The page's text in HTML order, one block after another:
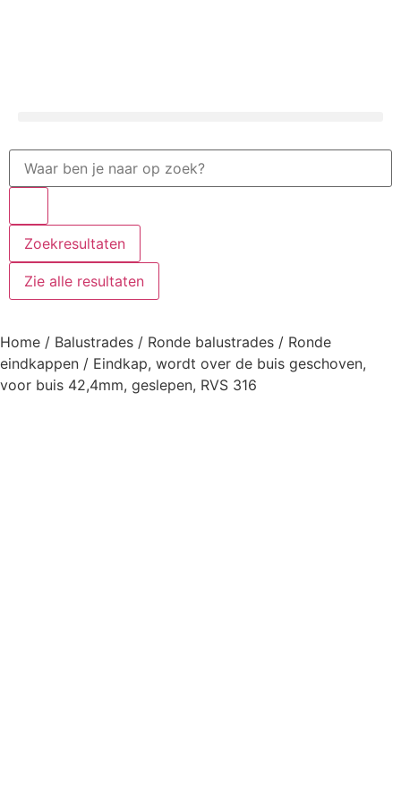
Zoekresultaten
Zie alle resultaten
Home / Balustrades / Ronde balustrades / Ronde
eindkappen / Eindkap, wordt over de buis geschoven,
voor buis 42,4mm, geslepen, RVS 316